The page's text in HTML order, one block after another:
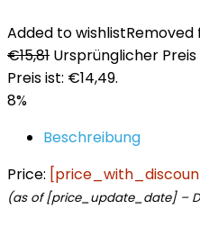
Added to wishlistRemoved
€15,81 Ursprünglicher Preis
Preis ist: €14,49.
8%
Beschreibung
Price:
(as of [price_update_date] –